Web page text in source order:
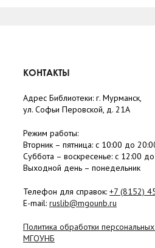
КОНТАКТЫ
Адрес Библиотеки: г. Мурманск,
ул. Софьи Перовской, д. 21А
Режим работы:
Вторник – пятница: с 10:00 до
Суббота – воскресенье: c 12:00
Выходной день – понедельник
Телефон для справок: +7 (8152)
E-mail: ruslib@mgounb.ru
Политика обработки
МГОУНБ